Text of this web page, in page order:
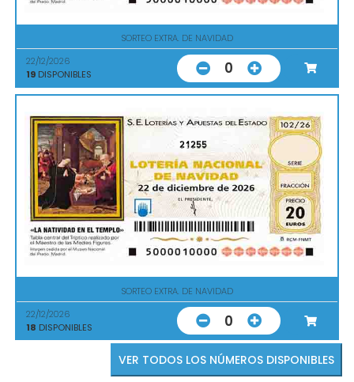
SORTEO EXTRA. DE NAVIDAD
22/12/2026
19 DISPONIBLES 0
21255
SORTEO EXTRA. DE NAVIDAD
22/12/2026
18 DISPONIBLES 0
VER TODOS LOS NÚMEROS DISPONIBLES